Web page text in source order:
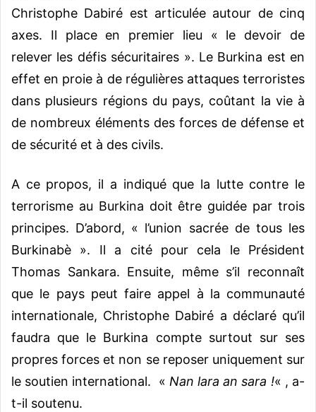
Christophe Dabiré est articulée autour de cinq
axes. Il place en premier lieu « le devoir de
relever les défis sécuritaires ». Le Burkina est en
effet en proie à de régulières attaques terroristes
dans plusieurs régions du pays, coûtant la vie à
de nombreux éléments des forces de défense et
de sécurité et à des civils.
A ce propos, il a indiqué que la lutte contre le
terrorisme au Burkina doit être guidée par trois
principes. D’abord, « l’union sacrée de tous les
Burkinabè ». Il a cité pour cela le Président
Thomas Sankara. Ensuite, même s’il reconnaît
que le pays peut faire appel à la communauté
internationale, Christophe Dabiré a déclaré qu’il
faudra que le Burkina compte surtout sur ses
propres forces et non se reposer uniquement sur
le soutien international. « Nan lara an sara !« , a-
t-il soutenu.